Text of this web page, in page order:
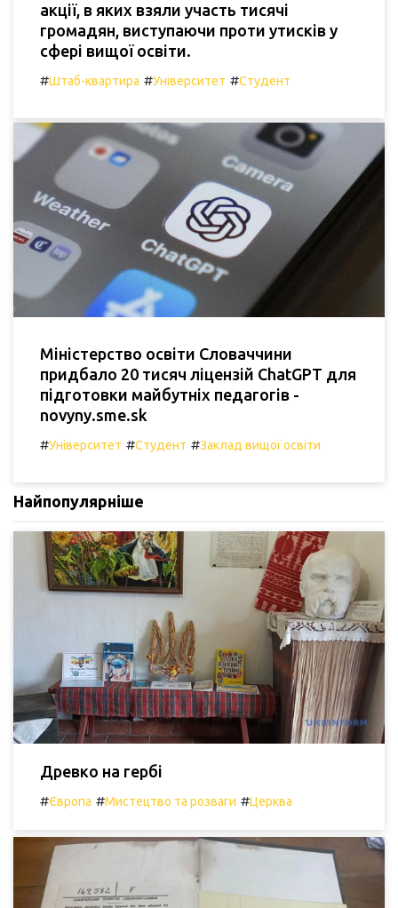
акції, в яких взяли участь тисячі
громадян, виступаючи проти утисків у
сфері вищої освіти.
#Штаб-квартира #Університет #Студент
Міністерство освіти Словаччини
придбало 20 тисяч ліцензій ChatGPT для
підготовки майбутніх педагогів -
novyny.sme.sk
#Університет #Студент #Заклад вищої освіти
Найпопулярніше
Древко на гербі
#Європа #Мистецтво та розваги #Церква